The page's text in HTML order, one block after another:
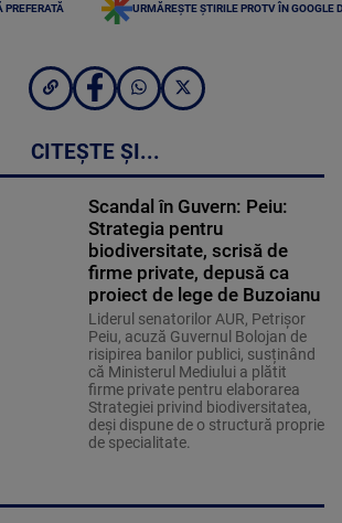
URMĂREȘTE ȘTIRILE PROTV ÎN GOOGLE
CITEȘTE ȘI...
Scandal în Guvern: Peiu:
Strategia pentru
biodiversitate, scrisă de
firme private, depusă ca
proiect de lege de Buzoianu
Liderul senatorilor AUR, Petrișor
Peiu, acuză Guvernul Bolojan de
risipirea banilor publici, susținând
că Ministerul Mediului a plătit
firme private pentru elaborarea
Strategiei privind biodiversitatea,
deși dispune de o structură proprie
de specialitate.